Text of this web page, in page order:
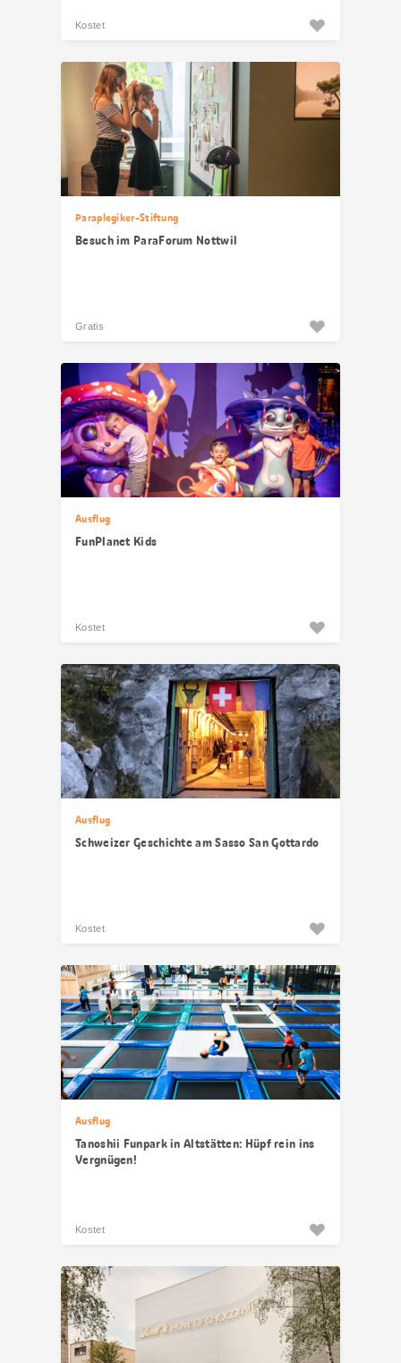
Kostet
Paraplegiker-Stiftung
Besuch im ParaForum Nottwil
Gratis
Ausflug
FunPlanet Kids
Kostet
Ausflug
Schweizer Geschichte am Sasso San Gottardo
Kostet
Ausflug
Tanoshii Funpark in Altstätten: Hüpf rein ins
Vergnügen!
Kostet